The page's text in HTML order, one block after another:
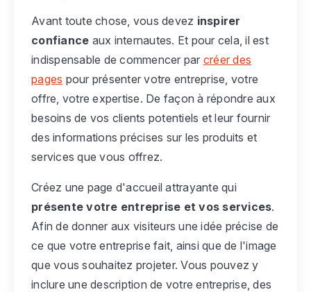
Avant toute chose, vous devez inspirer
confiance aux internautes. Et pour cela, il est
indispensable de commencer par créer des
pages pour présenter votre entreprise, votre
offre, votre expertise. De façon à répondre aux
besoins de vos clients potentiels et leur fournir
des informations précises sur les produits et
services que vous offrez.
Créez une page d'accueil attrayante qui
présente votre entreprise et vos services.
Afin de donner aux visiteurs une idée précise de
ce que votre entreprise fait, ainsi que de l'image
que vous souhaitez projeter. Vous pouvez y
inclure une description de votre entreprise, des